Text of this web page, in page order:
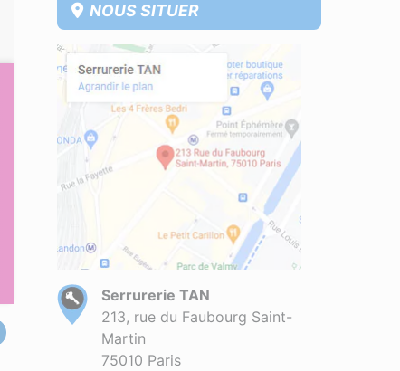
NOUS SITUER
Serrurerie TAN
213, rue du Faubourg Saint-
Martin
75010 Paris